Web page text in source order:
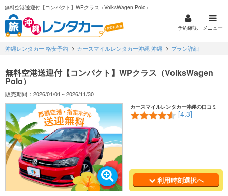
無料空港送迎付【コンパクト】WPクラス（VolksWagen Polo）
予約確認 メニュー
沖縄レンタカー 格安予約 カースマイルレンタカー沖縄 沖縄 プラン詳細
無料空港送迎付【コンパクト】WPクラス（VolksWagen
Polo）
販売期間：2026/01/01～2026/11/30
カースマイルレンタカー沖縄の口コミ
[4.3]
利用時刻選択へ